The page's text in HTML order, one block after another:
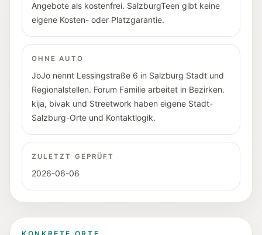
Angebote als kostenfrei. SalzburgTeen gibt keine
eigene Kosten- oder Platzgarantie.
OHNE AUTO
JoJo nennt Lessingstraße 6 in Salzburg Stadt und
Regionalstellen. Forum Familie arbeitet in Bezirken.
kija, bivak und Streetwork haben eigene Stadt-
Salzburg-Orte und Kontaktlogik.
ZULETZT GEPRÜFT
2026-06-06